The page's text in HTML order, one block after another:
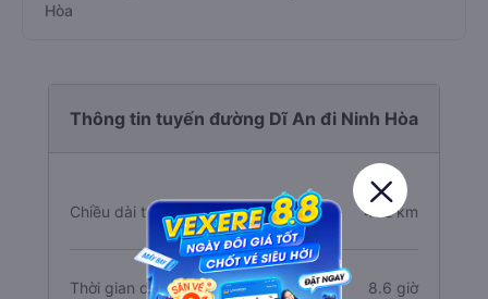
Hòa
Thông tin tuyến đường Dĩ An đi Ninh Hòa
Chiều dài tuyến đường 482 km
Thời gian di chuyển 8.6 giờ